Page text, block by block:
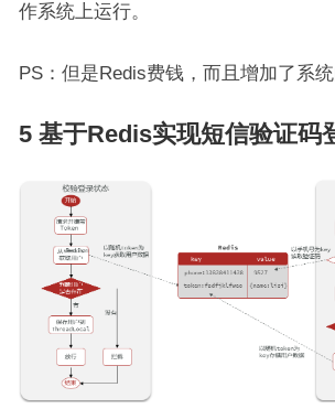
作系统上运行。
PS：但是Redis费钱，而且增加了系
5 基于Redis实现短信验证码